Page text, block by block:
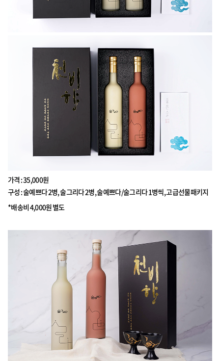
가격 : 35,000원
구성 : 술예쁘다 2병, 술그리다 2병, 술예쁘다/술그리다 1병씩, 고급선물패키지
*배송비 4,000원 별도